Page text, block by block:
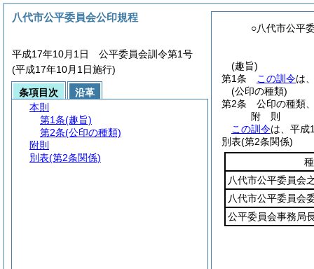
○八代市公平
(趣旨)
第1条
この訓令は
(公印の種類)
第2条
公印の種類
附 則
この訓令は、平成
別表(第2条関係)
八代市公平委員会
八代市公平委員会
公平委員会事務局
八代市公平委員会公印規程
平成17年10月1日 公平委員会訓令第1号
(平成17年10月1日施行)
条項目次
沿革
本則
第1条(趣旨)
第2条(公印の種類)
附則
別表(第2条関係)